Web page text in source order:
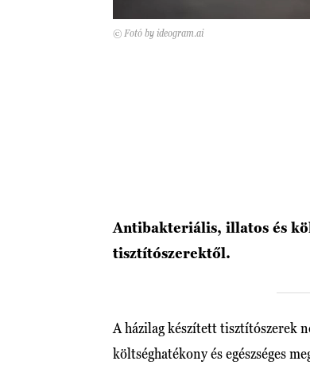
© Fotó by ideogram.ai
Antibakteriális, illatos és
tisztítószerektől.
A házilag készített tisztítószerek
költséghatékony és egészséges